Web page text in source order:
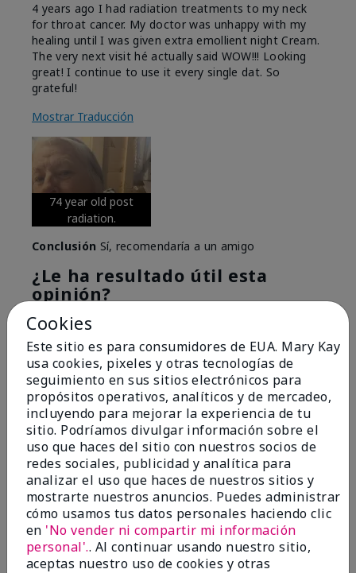
4 years ago I had radiation treatments to my neck
for throat cancer. My doctor was unhappy with my
healing until I was given extra emollient night Cream.
The very next visit hé actually said WOW!!! Looking
great! I continue to use it every single dat. So
grateful!
Mostrar Traducción
74 year old post
radiation.
Conclusión Sí, recomendaría a un amigo
¿Le ha resultado útil esta
opinión?
6
Marcar esta opinión
5
Great Night time emollient
EnviadoHace 2 meses
porSonia G
deChicago'Il
Evaluado en
marykay.com/en-us/
Cookies
Este sitio es para consumidores de EUA. Mary Kay
usa cookies, pixeles y otras tecnologías de
seguimiento en sus sitios electrónicos para
propósitos operativos, analíticos y de mercadeo,
incluyendo para mejorar la experiencia de tu
sitio. Podríamos divulgar información sobre el
uso que haces del sitio con nuestros socios de
redes sociales, publicidad y analítica para
analizar el uso que haces de nuestros sitios y
mostrarte nuestros anuncios. Puedes administrar
cómo usamos tus datos personales haciendo clic
en 'No vender ni compartir mi información
personal'.. Al continuar usando nuestro sitio,
aceptas nuestro uso de cookies y otras